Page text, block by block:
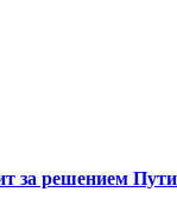
за решением